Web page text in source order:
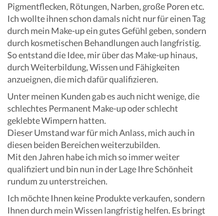
Pigmentflecken, Rötungen, Narben, große Poren etc.
Ich wollte ihnen schon damals nicht nur für einen Tag
durch mein Make-up ein gutes Gefühl geben, sondern
durch kosmetischen Behandlungen auch langfristig.
So entstand die Idee, mir über das Make-up hinaus,
durch Weiterbildung, Wissen und Fähigkeiten
anzueignen, die mich dafür qualifizieren.
Unter meinen Kunden gab es auch nicht wenige, die
schlechtes Permanent Make-up oder schlecht
geklebte Wimpern hatten.
Dieser Umstand war für mich Anlass, mich auch in
diesen beiden Bereichen weiterzubilden.
Mit den Jahren habe ich mich so immer weiter
qualifiziert und bin nun in der Lage Ihre Schönheit
rundum zu unterstreichen.
Ich möchte Ihnen keine Produkte verkaufen, sondern
Ihnen durch mein Wissen langfristig helfen. Es bringt